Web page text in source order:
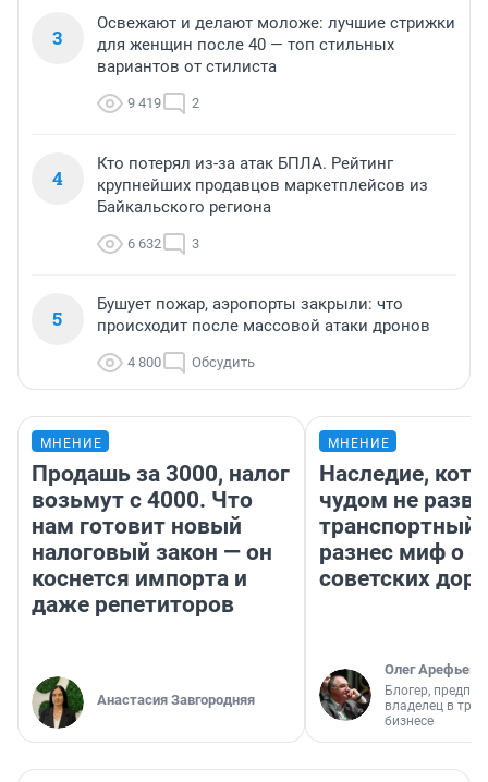
3
Освежают и делают моложе: лучшие стрижки
для женщин после 40 — топ стильных
вариантов от стилиста
9 419 2
4
Кто потерял из-за атак БПЛА. Рейтинг
крупнейших продавцов маркетплейсов из
Байкальского региона
6 632 3
5
Бушует пожар, аэропорты закрыли: что
происходит после массовой атаки дронов
4 800 Обсудить
МНЕНИЕ
Продашь за 3000, налог
возьмут с 4000. Что
нам готовит новый
налоговый закон — он
коснется импорта и
даже репетиторов
Анастасия Завгородняя
МНЕНИЕ
Наследие,
чудом не
транспортный
разнес миф о
советских
Олег Арефьев
Блогер,
владелец в
бизнесе